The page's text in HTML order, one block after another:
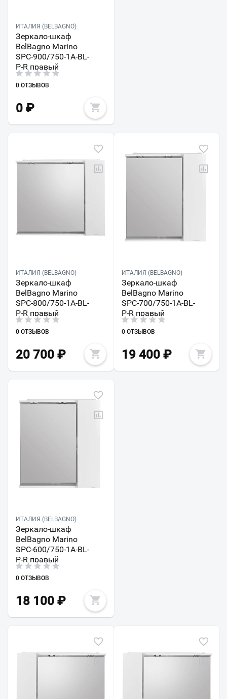
ИТАЛИЯ (BELBAGNO)
Зеркало-шкаф
BelBagno Marino
SPC-900/750-1A-BL-
P-R правый
0 ОТЗЫВОВ
0 ₽
ИТАЛИЯ (BELBAGNO)
Зеркало-шкаф
BelBagno Marino
SPC-800/750-1A-BL-
P-R правый
0 ОТЗЫВОВ
20 700 ₽
ИТАЛИЯ (BELBAGNO)
Зеркало-шкаф
BelBagno Marino
SPC-700/750-1A-BL-
P-R правый
0 ОТЗЫВОВ
19 400₽
ИТАЛИЯ (BELBAGNO)
Зеркало-шкаф
BelBagno Marino
SPC-600/750-1A-BL-
P-R правый
0 ОТЗЫВОВ
18 100 ₽